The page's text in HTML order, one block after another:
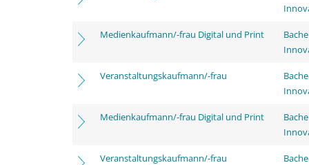
Medienkaufmann/-frau Digital und Print
Veranstaltungskaufmann/-frau
Medienkaufmann/-frau Digital und Print
Veranstaltungskaufmann/-frau